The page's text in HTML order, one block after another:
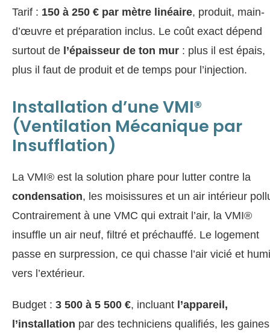
Tarif : 150 à 250 € par mètre linéaire, produit, main-
d’œuvre et préparation inclus. Le coût exact dépend
surtout de l’épaisseur de ton mur : plus il est épais,
plus il faut de produit et de temps pour l’injection.
Installation d’une VMI®
(Ventilation Mécanique par
Insufflation)
La VMI® est la solution phare pour lutter contre la
condensation, les moisissures et un air intérieur
Contrairement à une VMC qui extrait l’air, la VMI®
insuffle un air neuf, filtré et préchauffé. Le logement
passe en surpression, ce qui chasse l’air vicié et
vers l’extérieur.
Budget : 3 500 à 5 500 €, incluant l’appareil,
l’installation par des techniciens qualifiés, les